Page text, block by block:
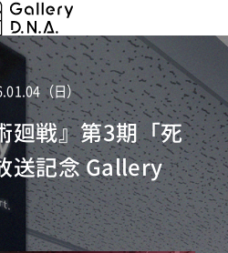
（日）
廻戦』第3期「死
送記念 Gallery